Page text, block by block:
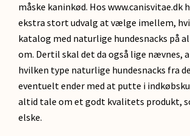
måske kaninkød. Hos www.canisvitae.dk
ekstra stort udvalg at vælge imellem,
katalog med naturlige hundesnacks på
om. Dertil skal det da også lige nævnes,
hvilken type naturlige hundesnacks fra
eventuelt ender med at putte i
altid tale om et godt kvalitets produkt,
elske.